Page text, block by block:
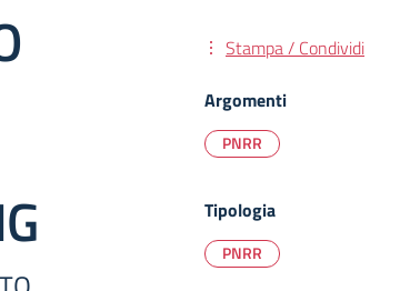
Stampa / Condividi
Argomenti
PNRR
Tipologia
PNRR